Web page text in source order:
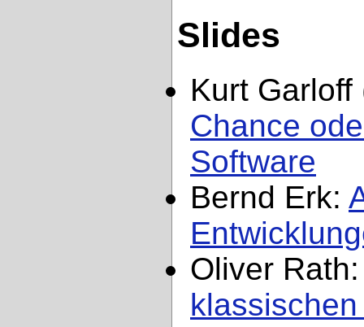
Slides
Kurt
Chance
Software
Bernd Erk:
Oliver